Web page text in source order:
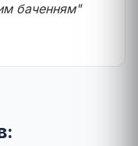
баченням"